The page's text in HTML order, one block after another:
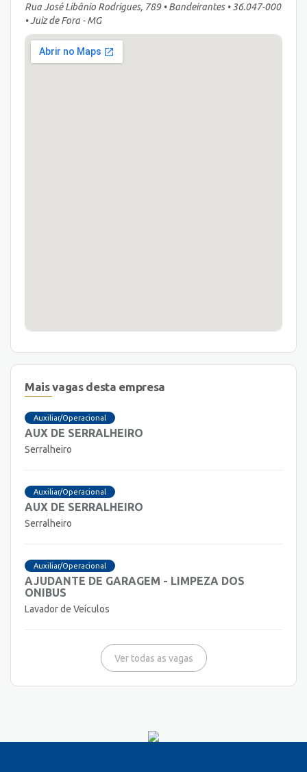
Rua José Libânio Rodrigues, 789 • Bandeirantes • 36.047-000
• Juiz de Fora - MG
Mais vagas desta empresa
Auxiliar/Operacional
AUX DE SERRALHEIRO
Serralheiro
Auxiliar/Operacional
AUX DE SERRALHEIRO
Serralheiro
Auxiliar/Operacional
AJUDANTE DE GARAGEM - LIMPEZA DOS
ONIBUS
Lavador de Veículos
Ver todas as vagas